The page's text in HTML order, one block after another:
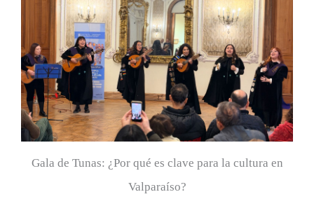
Gala de Tunas: ¿Por qué es clave para la cultura en
Valparaíso?